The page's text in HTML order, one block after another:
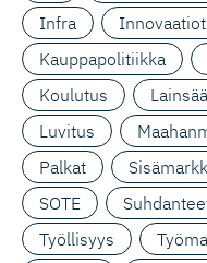
Infra
Innovaatiot
Kauppapolitiikka
Koulutus
Luvitus
Palkat
SOTE
Työllisyys